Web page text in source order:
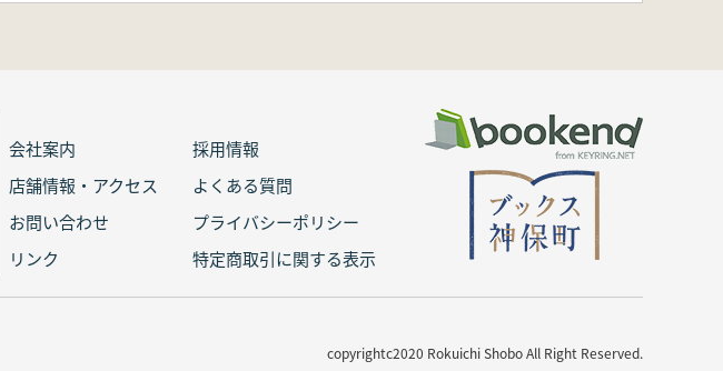
会社案内
採用情報
店舗情報・アクセス
よくある質問
お問い合わせ
プライバシーポリシー
リンク
特定商取引に関する表示
copyrightc2020 Rokuichi Shobo All Right Reserved.